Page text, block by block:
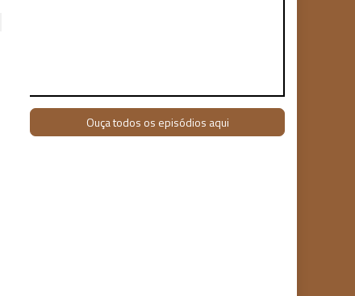
Ouça todos os episódios aqui